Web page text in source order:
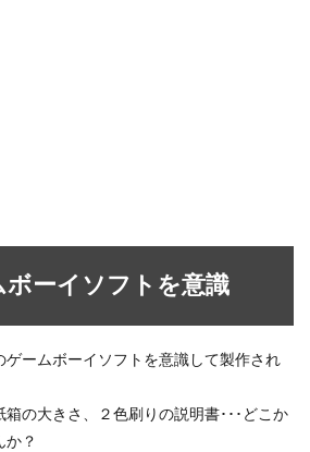
ボーイソフトを意識
ゲームボーイソフトを意識して製作され
の大きさ、２色刷りの説明書･･･どこか
か？